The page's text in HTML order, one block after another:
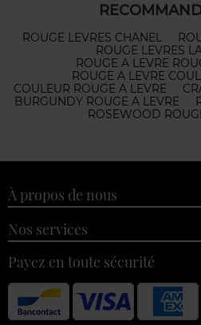
ROUGE LEVRES CHANEL
ROUGE LEVRES
ROUGE A LEVRE
ROUGE A LEVRE
COULEUR ROUGE A LEVRE
BURGUNDY ROUGE A LEVRE
ROSEWOOD
À propos de nous
Nos services
Payez en toute sécurité